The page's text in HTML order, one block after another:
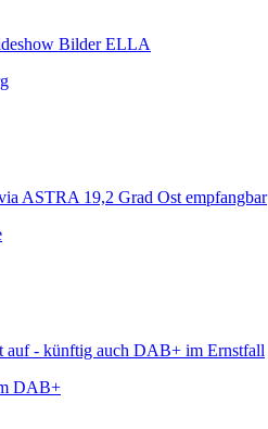
Bilder ELLA
ASTRA 19,2 Grad Ost empfangbar
auf - künftig auch DAB+ im Ernstfall
DAB+